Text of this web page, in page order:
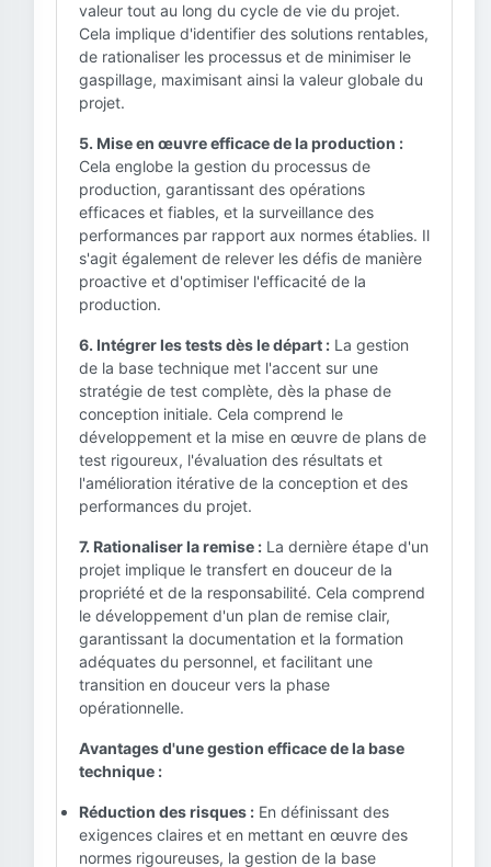
valeur tout au long du cycle de vie du projet.
Cela implique d'identifier des solutions rentables,
de rationaliser les processus et de minimiser le
gaspillage, maximisant ainsi la valeur globale du
projet.
5. Mise en œuvre efficace de la production :
Cela englobe la gestion du processus de
production, garantissant des opérations
efficaces et fiables, et la surveillance des
performances par rapport aux normes établies. Il
s'agit également de relever les défis de manière
proactive et d'optimiser l'efficacité de la
production.
6. Intégrer les tests dès le départ : La gestion
de la base technique met l'accent sur une
stratégie de test complète, dès la phase de
conception initiale. Cela comprend le
développement et la mise en œuvre de plans de
test rigoureux, l'évaluation des résultats et
l'amélioration itérative de la conception et des
performances du projet.
7. Rationaliser la remise : La dernière étape d'un
projet implique le transfert en douceur de la
propriété et de la responsabilité. Cela comprend
le développement d'un plan de remise clair,
garantissant la documentation et la formation
adéquates du personnel, et facilitant une
transition en douceur vers la phase
opérationnelle.
Avantages d'une gestion efficace de la base
technique :
Réduction des risques : En définissant des
exigences claires et en mettant en œuvre des
normes rigoureuses, la gestion de la base